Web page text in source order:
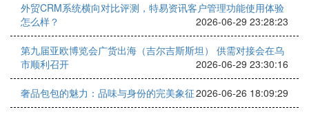
外贸CRM系统横向对比评测，特易资讯客户管理功能使用体验
怎么样？
2026-06-29 23:28:23
第九届亚欧博览会广货出海（吉尔吉斯斯坦） 供需对接会在乌
市顺利召开
2026-06-29 23:30:16
奢品包包的魅力：品味与身份的完美象征2026-06-26 18:09:29